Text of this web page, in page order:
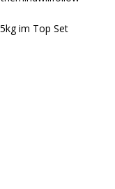
im Top Set